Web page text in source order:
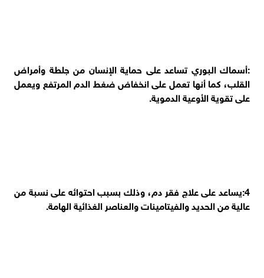
:أسماك البوري تساعد على حماية الإنسان من جلطة وأمراض
القلب، كما أنها تعمل على انخفاض ضغط الدم المرتفع ويعمل
على تقوية الأوعية الدموية.
4:يساعد على علاج فقر دم، وذلك بسبب احتوائه على نسبة من
عالية من الحديد والفيتامينات والعناصر الغذائية الهامة.